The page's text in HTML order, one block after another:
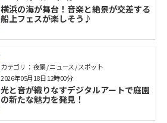
横浜の海が舞台！音楽と絶景が交差する
船上フェスが楽しそう♪
カテゴリ： 夜景 / ニュース / スポット
光と音が織りなすデジタルアートで庭園
の新たな魅力を発見！
2026年05月18日 12時00分